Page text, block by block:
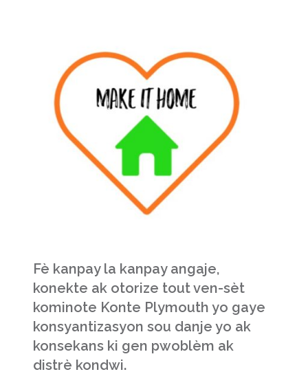
Fè kanpay la kanpay angaje,
konekte ak otorize tout ven-sèt
kominote Konte Plymouth yo gaye
konsyantizasyon sou danje yo ak
konsekans ki gen pwoblèm ak
distrè kondwi.